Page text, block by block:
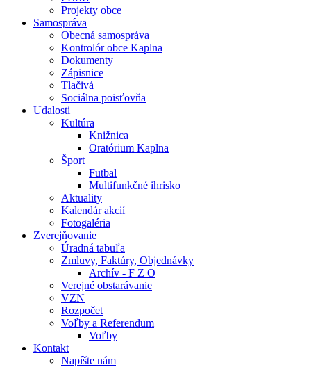
Projekty obce
Samospráva
Obecná samospráva
Kontrolór obce Kaplna
Dokumenty
Zápisnice
Tlačivá
Sociálna poisťovňa
Udalosti
Kultúra
Knižnica
Oratórium Kaplna
Šport
Futbal
Multifunkčné ihrisko
Aktuality
Kalendár akcií
Fotogaléria
Zverejňovanie
Úradná tabuľa
Zmluvy, Faktúry, Objednávky
Archív - F Z O
Verejné obstarávanie
VZN
Rozpočet
Voľby a Referendum
Voľby
Kontakt
Napíšte nám